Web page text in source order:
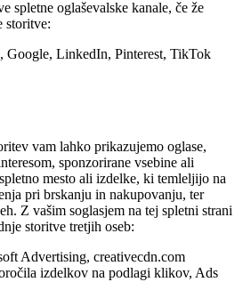
spletne oglaševalske kanale, če že
storitve:
Google, LinkedIn, Pinterest, TikTok
vam lahko prikazujemo oglase,
sponzorirane vsebine ali
mesto ali izdelke, ki temleljijo na
pri brskanju in nakupovanju, ter
Z vašim soglasjem na tej spletni strani
storitve tretjih oseb:
Advertising, creativecdn.com
izdelkov na podlagi klikov, Ads